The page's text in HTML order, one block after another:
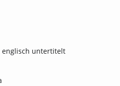
englisch untertitelt